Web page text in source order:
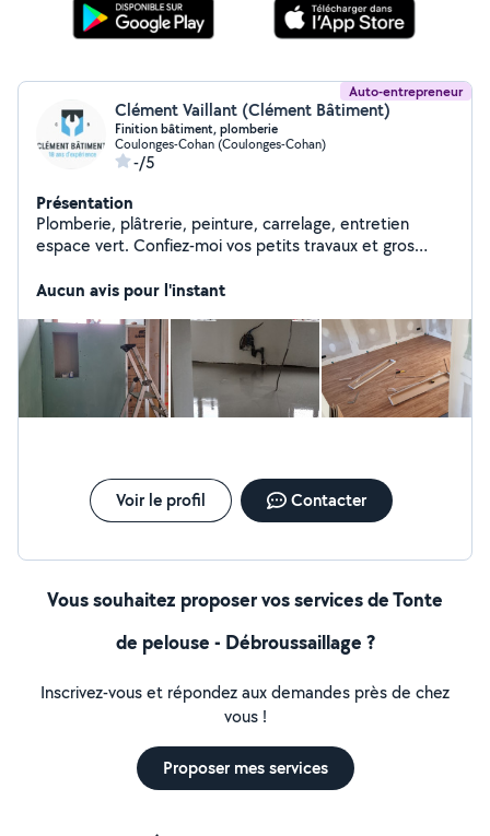
Auto-entrepreneur
Clément Vaillant (Clément Bâtiment)
Finition bâtiment, plomberie
Coulonges-Cohan (Coulonges-Cohan)
-/5
Présentation
Plomberie, plâtrerie, peinture, carrelage, entretien
espace vert. Confiez-moi vos petits travaux et gros
Aucun avis pour l'instant
Voir le profil Contacter
Vous souhaitez proposer vos services de Tonte
de pelouse - Débroussaillage ?
Inscrivez-vous et répondez aux demandes près de chez
vous !
Proposer mes services